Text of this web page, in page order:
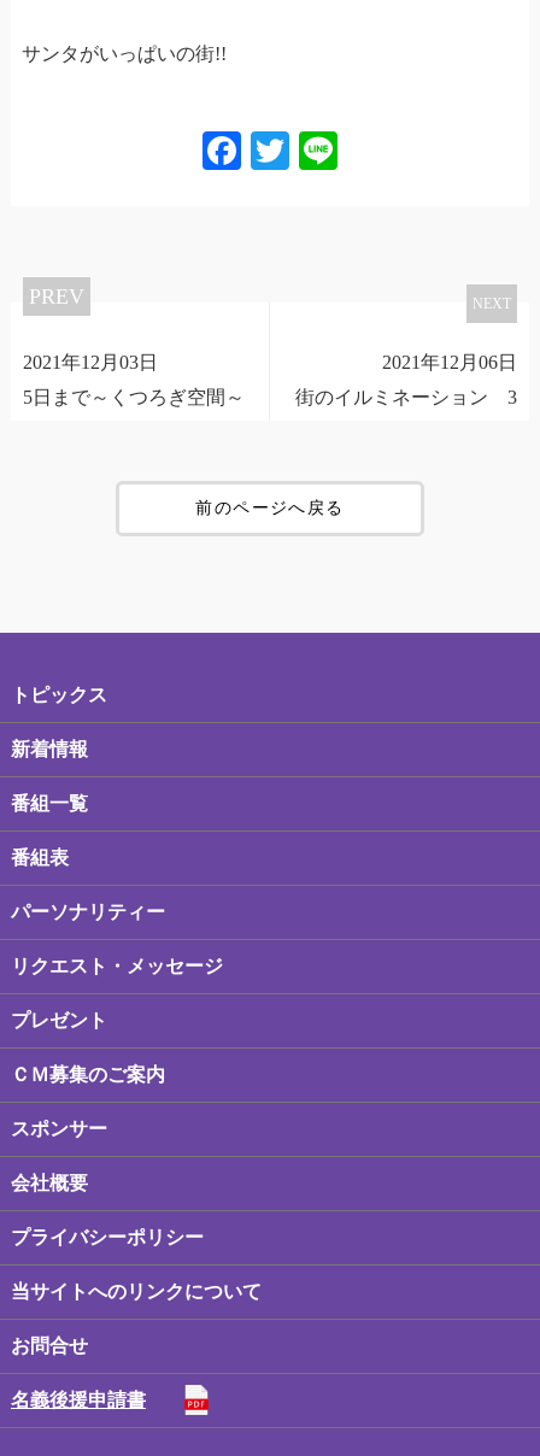
サンタがいっぱいの街!!
Facebook
Twitter
PREV
2021年12月03日
5日まで～くつろぎ空間～
NEXT
2021年12月06日
街のイルミネーション 3
前のページへ戻る
トピックス
新着情報
番組一覧
番組表
パーソナリティー
リクエスト・メッセージ
プレゼント
ＣＭ募集のご案内
スポンサー
会社概要
プライバシーポリシー
当サイトへのリンクについて
お問合せ
名義後援申請書